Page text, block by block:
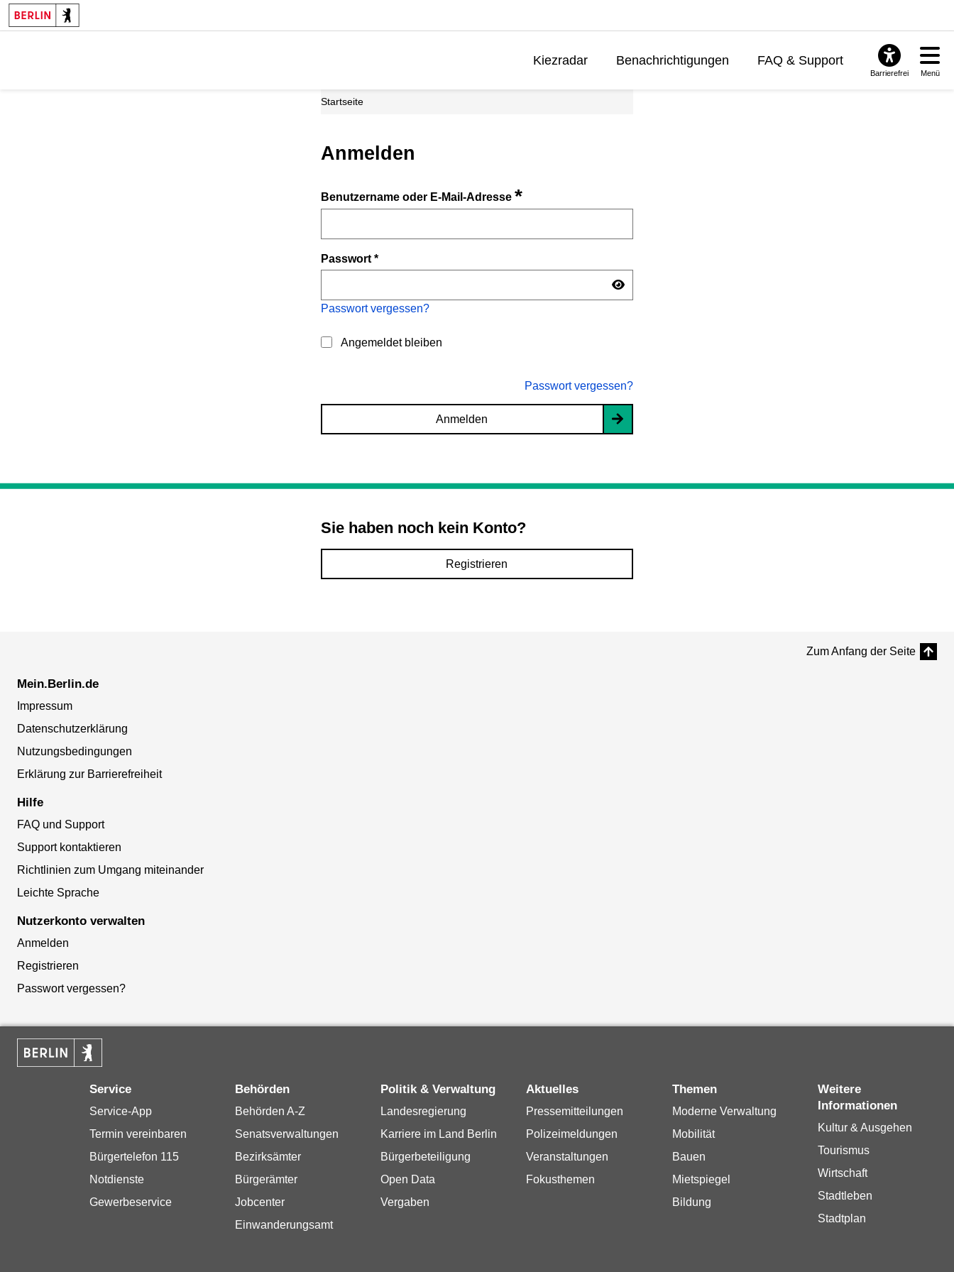
Kiezradar Benachrichtigungen FAQ & Support
Barrierefrei Menü
Startseite
Anmelden
Benutzername oder E-Mail-Adresse*
Passwort*
Passwort vergessen?
Angemeldet bleiben
Passwort vergessen?
Anmelden
Sie haben noch kein Konto?
Registrieren
Zum Anfang der Seite
Mein.Berlin.de
Impressum
Datenschutzerklärung
Nutzungsbedingungen
Erklärung zur Barrierefreiheit
Hilfe
FAQ und Support
Support kontaktieren
Richtlinien zum Umgang miteinander
Leichte Sprache
Nutzerkonto verwalten
Anmelden
Registrieren
Passwort vergessen?
Service
Service-App
Termin vereinbaren
Bürgertelefon 115
Notdienste
Gewerbeservice
Behörden
Behörden A-Z
Senatsverwaltungen
Bezirksämter
Bürgerämter
Jobcenter
Einwanderungsamt
Politik & Verwaltung
Landesregierung
Karriere im Land Berlin
Bürgerbeteiligung
Open Data
Vergaben
Aktuelles
Pressemitteilungen
Polizeimeldungen
Veranstaltungen
Fokusthemen
Themen
Moderne Verwaltung
Mobilität
Bauen
Mietspiegel
Bildung
Weitere
Informationen
Kultur & Ausgehen
Tourismus
Wirtschaft
Stadtleben
Stadtplan